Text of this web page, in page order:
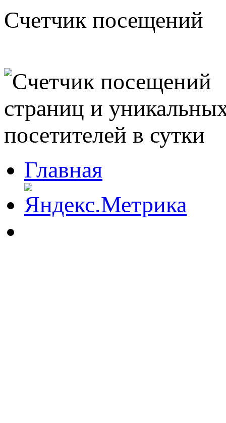
Счетчик посещений
Главная